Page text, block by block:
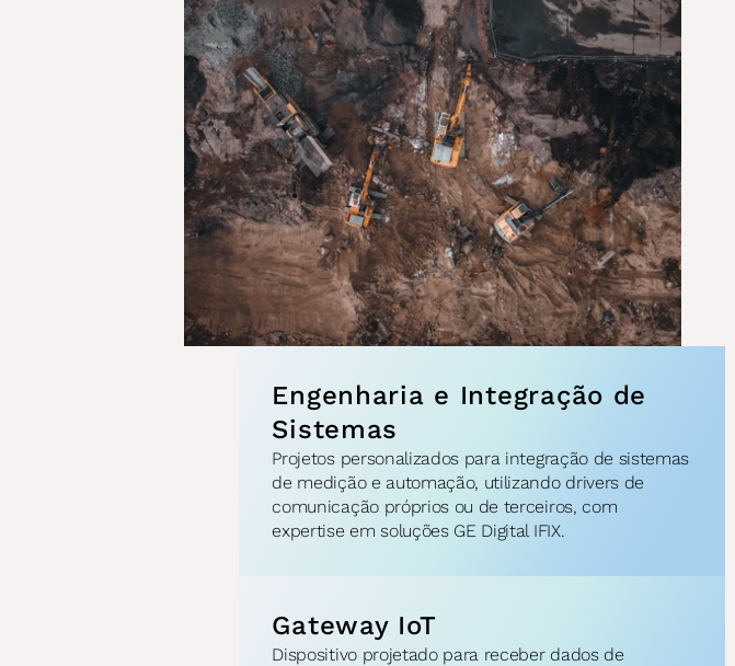
Engenharia e Integração de
Sistemas
Projetos personalizados para integração de sistemas
de medição e automação, utilizando drivers de
comunicação próprios ou de terceiros, com
expertise em soluções GE Digital IFIX.
Gateway IoT
Dispositivo projetado para receber dados de